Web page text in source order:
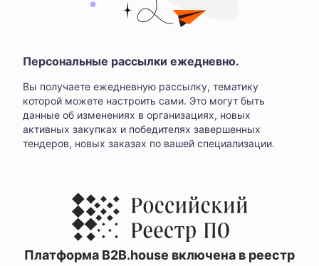
Персональные рассылки ежедневно.
Вы получаете ежедневную рассылку, тематику
которой можете настроить сами. Это могут быть
данные об изменениях в организациях, новых
активных закупках и победителях завершенных
тендеров, новых заказах по вашей специализации.
Платформа B2B.house включена в реестр